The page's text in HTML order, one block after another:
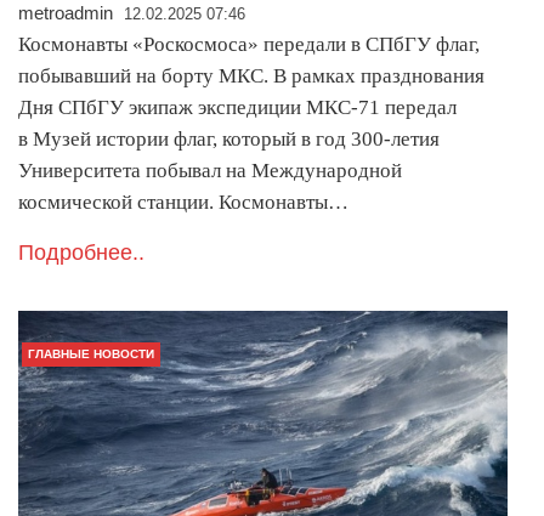
metroadmin 12.02.2025 07:46
Космонавты «Роскосмоса» передали в СПбГУ флаг,
побывавший на борту МКС. В рамках празднования
Дня СПбГУ экипаж экспедиции МКС‑71 передал
в Музей истории флаг, который в год 300‑летия
Университета побывал на Международной
космической станции. Космонавты…
Подробнее..
ГЛАВНЫЕ НОВОСТИ